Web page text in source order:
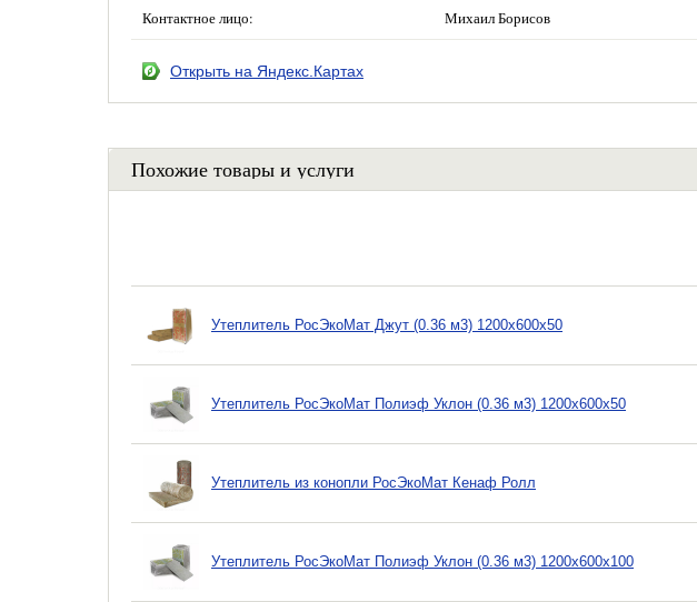
Контактное лицо: Михаил Борисов
Открыть на Яндекс.Картах
Похожие товары и услуги
Утеплитель РосЭкоМат Джут (0.36 м3) 1200х600х50
Утеплитель РосЭкоМат Полиэф Уклон (0.36 м3) 1200х600х50
Утеплитель из конопли РосЭкоМат Кенаф Ролл
Утеплитель РосЭкоМат Полиэф Уклон (0.36 м3) 1200х600х100